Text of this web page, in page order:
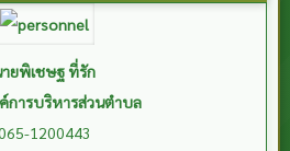
ยบุญเรียน คำคง
รบริหารส่วนตำบลโคกสะอาด
8798550